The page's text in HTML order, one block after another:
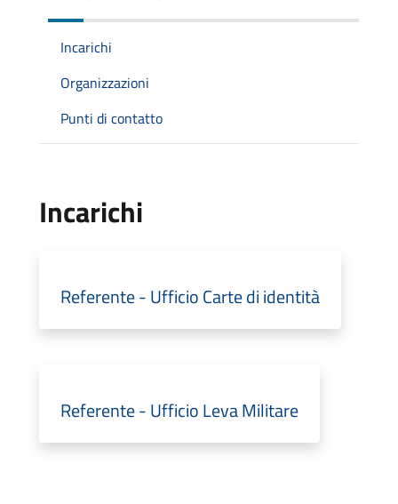
Incarichi
Organizzazioni
Punti di contatto
Incarichi
Referente - Ufficio Carte di identità
Referente - Ufficio Leva Militare